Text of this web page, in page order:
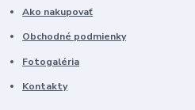
Ako nakupovať
Obchodné podmienky
Fotogaléria
Kontakty